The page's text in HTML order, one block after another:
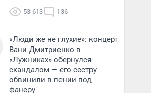
53 613 136
«Люди же не глухие»: концерт
Вани Дмитриенко в
«Лужниках» обернулся
скандалом — его сестру
обвинили в пении под
фанеру